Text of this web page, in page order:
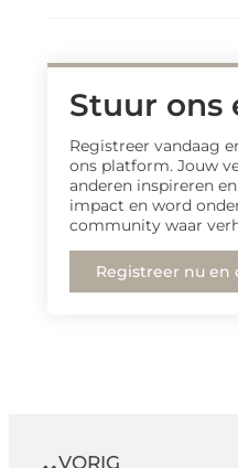
Stuur ons
Registreer vandaag
ons platform. Jouw
anderen inspireren
impact en word
community waar
Registreer nu en
VORIG